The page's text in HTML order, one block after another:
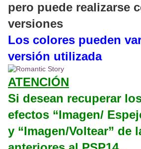
pero puede realizarse
versiones
Los colores pueden
versión utilizada
ATENCIÓN
Si desean recuperar
efectos “Imagen/
y “Imagen/Voltear” de